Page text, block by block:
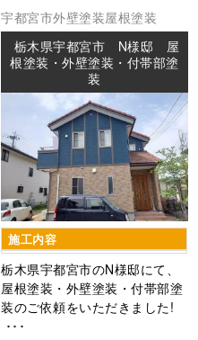
宇都宮市外壁塗装屋根塗装
栃木県宇都宮市 N様邸 屋
根塗装・外壁塗装・付帯部塗
装
施工内容
栃木県宇都宮市のN様邸にて、
屋根塗装・外壁塗装・付帯部塗
装のご依頼をいただきました!
･･･